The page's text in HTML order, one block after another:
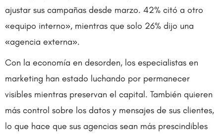
ajustar sus campañas desde marzo. 42% citó a otro
«equipo interno», mientras que solo 26% dijo una
«agencia externa».
Con la economía en desorden, los especialistas en
marketing han estado luchando por permanecer
visibles mientras preservan el capital. También quieren
más control sobre los datos y mensajes de sus clientes,
lo que hace que sus agencias sean más prescindibles